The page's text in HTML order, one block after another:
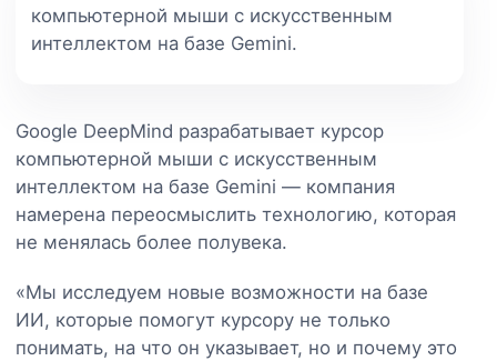
компьютерной мыши с искусственным
интеллектом на базе Gemini.
Google DeepMind разрабатывает курсор
компьютерной мыши с искусственным
интеллектом на базе Gemini — компания
намерена переосмыслить технологию, которая
не менялась более полувека.
«Мы исследуем новые возможности на базе
ИИ, которые помогут курсору не только
понимать, на что он указывает, но и почему это